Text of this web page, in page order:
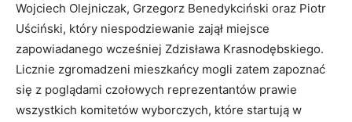
Wojciech Olejniczak, Grzegorz Benedykciński oraz Piotr
Uściński, który niespodziewanie zajął miejsce
zapowiadanego wcześniej Zdzisława Krasnodębskiego.
Licznie zgromadzeni mieszkańcy mogli zatem zapoznać
się z poglądami czołowych reprezentantów prawie
wszystkich komitetów wyborczych, które startują w